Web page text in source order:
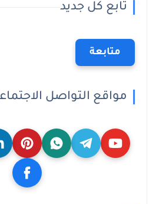
تابع كل جديد
متابعة
مواقع التواصل